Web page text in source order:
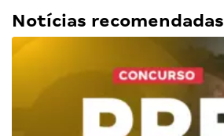
Notícias recomendadas